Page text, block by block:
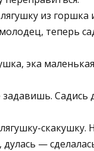
из горшка
теперь
эка
Садись
скакушку.
дулась —